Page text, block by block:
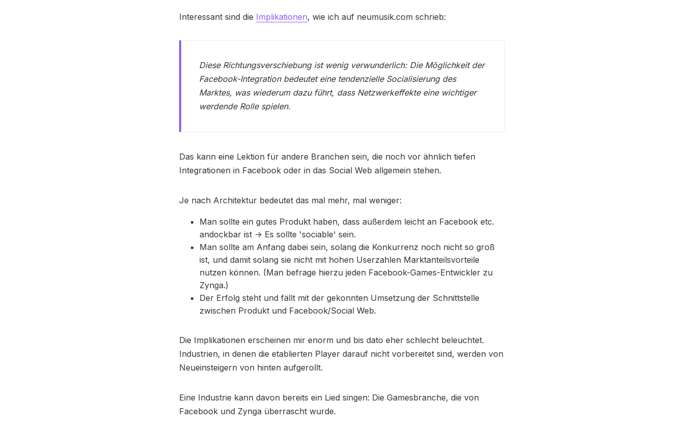
Interessant sind die Implikationen, wie ich auf neumusik.com schrieb:
Diese Richtungsverschiebung ist wenig verwunderlich: Die Möglichkeit der
Facebook-Integration bedeutet eine tendenzielle Socialisierung des
Marktes, was wiederum dazu führt, dass Netzwerkeffekte eine wichtiger
werdende Rolle spielen.
Das kann eine Lektion für andere Branchen sein, die noch vor ähnlich tiefen
Integrationen in Facebook oder in das Social Web allgemein stehen.
Je nach Architektur bedeutet das mal mehr, mal weniger:
Man sollte ein gutes Produkt haben, dass außerdem leicht an Facebook etc.
andockbar ist -> Es sollte 'sociable' sein.
Man sollte am Anfang dabei sein, solang die Konkurrenz noch nicht so groß
ist, und damit solang sie nicht mit hohen Userzahlen Marktanteilsvorteile
nutzen können. (Man befrage hierzu jeden Facebook-Games-Entwickler zu
Zynga.)
Der Erfolg steht und fällt mit der gekonnten Umsetzung der Schnittstelle
zwischen Produkt und Facebook/Social Web.
Die Implikationen erscheinen mir enorm und bis dato eher schlecht beleuchtet.
Industrien, in denen die etablierten Player darauf nicht vorbereitet sind, werden von
Neueinsteigern von hinten aufgerollt.
Eine Industrie kann davon bereits ein Lied singen: Die Gamesbranche, die von
Facebook und Zynga überrascht wurde.